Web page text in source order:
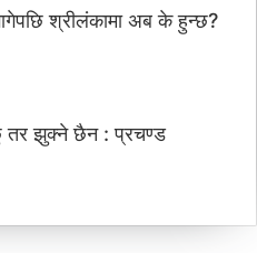
श्रीलंकामा अब के हुन्छ?
तर झुक्ने छैन : प्रचण्ड